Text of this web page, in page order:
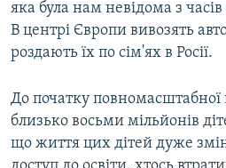
яка була нам невідома з часів
В центрі Європи вивозять
роздають їх по сім'ях в Росії.
До початку
близько восьми мільйонів
що життя цих дітей дуже